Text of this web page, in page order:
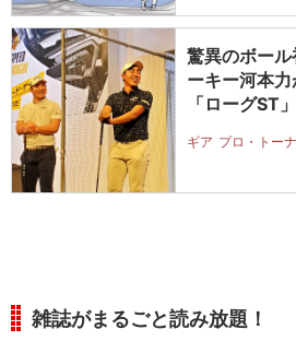
驚異のボー
ーキー河本
「ローグST
ギア プロ・トー
雑誌がまるごと読み放題！